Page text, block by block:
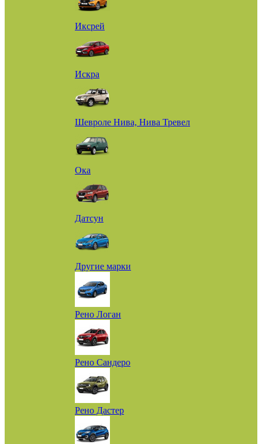
Иксрей
Искра
Шевроле Нива, Нива Тревел
Ока
Датсун
Другие марки
Рено Логан
Рено Сандеро
Рено Дастер